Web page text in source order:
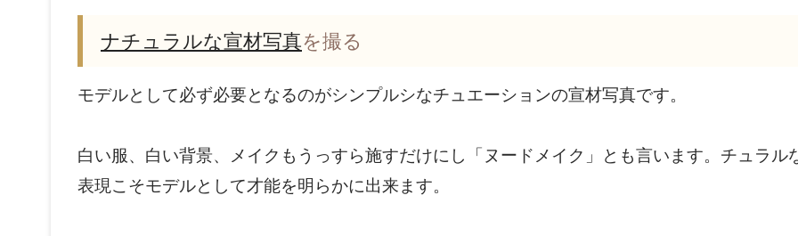
ナチュラルな宣材写真を撮る
モデルとして必ず必要となるのがシンプルシなチュエーションの宣材写真です。
白い服、白い背景、メイクもうっすら施すだけにし「ヌードメイク」とも言います。チュラル
表現こそモデルとして才能を明らかに出来ます。